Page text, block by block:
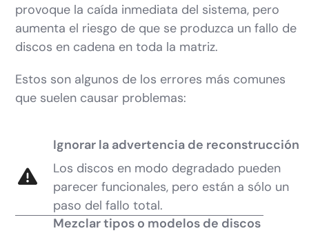
provoque la caída inmediata del sistema, pero
aumenta el riesgo de que se produzca un fallo de
discos en cadena en toda la matriz.
Estos son algunos de los errores más comunes
que suelen causar problemas:
Ignorar la advertencia de reconstrucción
Los discos en modo degradado pueden
parecer funcionales, pero están a sólo un
paso del fallo total.
Mezclar tipos o modelos de discos